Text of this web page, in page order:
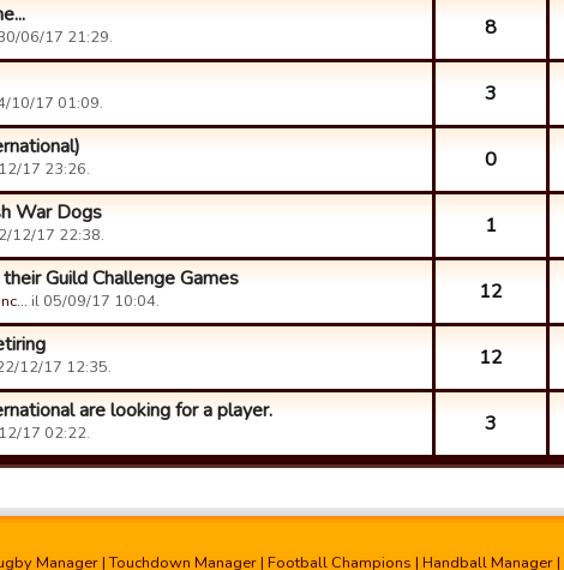
06/17 21:29. 8
10/17 01:09. 3
17 23:26. 0
War Dogs
12/17 22:38. 1
Guild Challenge Games
il 05/09/17 10:04. 12
12/17 12:35. 12
are looking for a player.
17 02:22. 3
Manager |Touchdown Manager | Football Champions | Handball Manager |